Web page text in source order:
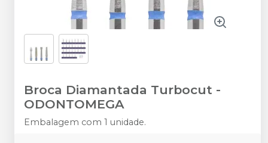
Broca Diamantada Turbocut -
ODONTOMEGA
Embalagem com 1 unidade.